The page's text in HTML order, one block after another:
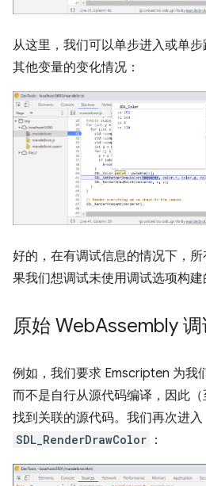
从这里，我们可以单步进入或单
其他变量的变化情况：
好的，在有调试信息的情况下，
果我们想调试未使用调试选项构
原始 WebAssembly 调
例如，我们要求 Emscripten 为我
而不是自行从源代码编译，因此
找到关联的源代码。我们再次进入
SDL_RenderDrawColor ：